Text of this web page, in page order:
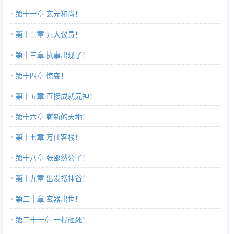
第十一章 玄元和尚！
第十二章 九大议员！
第十三章 执事出现了！
第十四章 惊变！
第十五章 直接成就元神！
第十六章 崭新的天地！
第十七章 万仙客栈！
第十八章 张邵然公子！
第十九章 出发搜神谷！
第二十章 玄器出世！
第二十一章 一棍砸死！